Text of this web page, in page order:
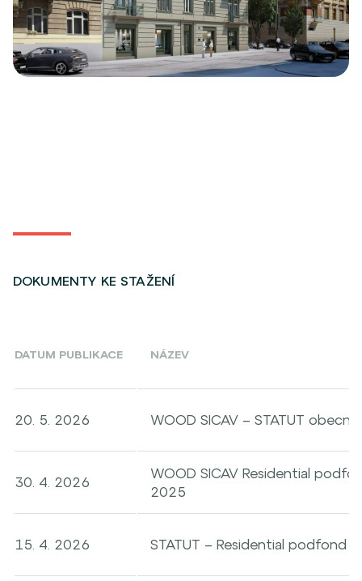
DOKUMENTY KE STAŽENÍ
DATUM PUBLIKACE NÁZEV
20. 5. 2026 WOOD SICAV – STATUT
30. 4. 2026
WOOD SICAV Residential
2025
15. 4. 2026 STATUT – Residential podfond